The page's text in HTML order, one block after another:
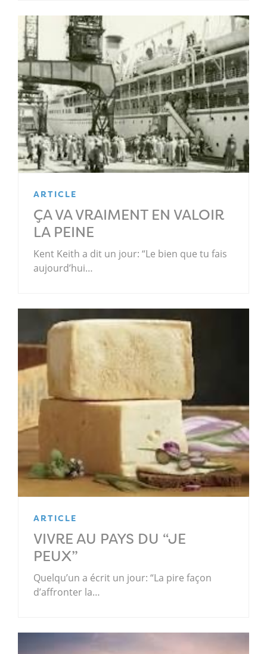
ARTICLE
ÇA VA VRAIMENT EN VALOIR
LA PEINE
Kent Keith a dit un jour: “Le bien que tu fais
aujourd’hui…
ARTICLE
VIVRE AU PAYS DU “JE
PEUX”
Quelqu’un a écrit un jour: “La pire façon
d’affronter la…